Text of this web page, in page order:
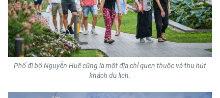
Phố đi bộ Nguyễn Huệ cũng là một địa chỉ quen thuộc và thu hút
khách du lịch.